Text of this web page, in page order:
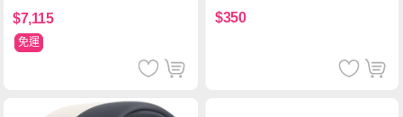
$7,115
免運
$350